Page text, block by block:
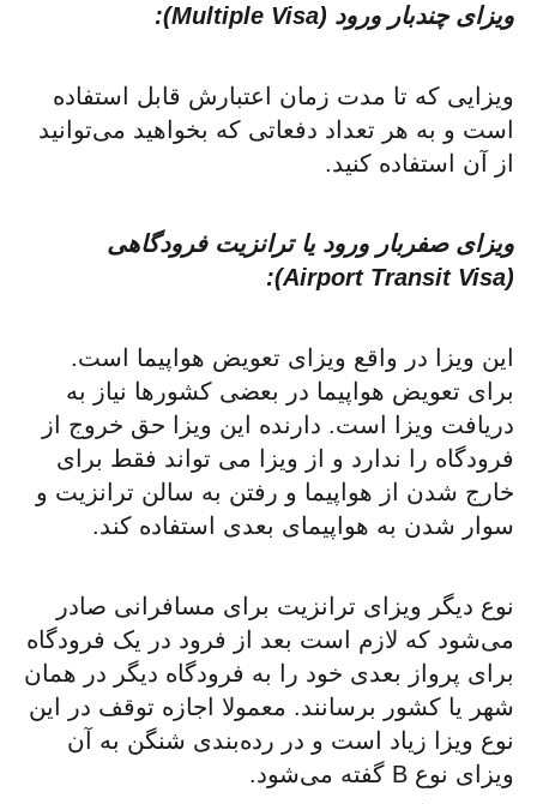
ویزای چندبار ورود (Multiple Visa
):
ویزایی که تا مدت زمان اعتبارش قابل استفاده
است و به هر تعداد دفعاتی که بخواهید می‌توانید
از آن استفاده کنید.
ویزای صفربار ورود یا ترانزیت فرودگاهی
(
Airport Transit Visa
):
این ویزا در واقع ویزای تعویض هواپیما است.
برای تعویض هواپیما در بعضی کشورها نیاز به
دریافت ویزا است. دارنده این ویزا حق خروج از
فرودگاه را ندارد و از ویزا می تواند فقط برای
خارج شدن از هواپیما و رفتن به سالن ترانزیت و
سوار شدن به هواپیمای بعدی استفاده کند.
نوع دیگر ویزای ترانزیت برای مسافرانی صادر
می‌شود که لازم است بعد از فرود در یک فرودگاه
برای پرواز بعدی خود را به فرودگاه دیگر در همان
شهر یا کشور برسانند. معمولا اجازه توقف در این
نوع ویزا زیاد است و در رده‌بندی شنگن به آن
ویزای نوع B گفته می‌شود.